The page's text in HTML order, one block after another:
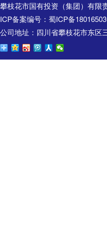
攀枝花市国有投资（集团）有限
ICP备案编号： 蜀ICP备
公司地址：四川省攀枝花市东区